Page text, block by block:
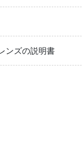
ンズの説明書